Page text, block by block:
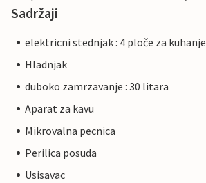
Sadržaji
elektricni stednjak : 4 ploče za kuhanje
Hladnjak
duboko zamrzavanje : 30 litara
Aparat za kavu
Mikrovalna pecnica
Perilica posuda
Usisavac